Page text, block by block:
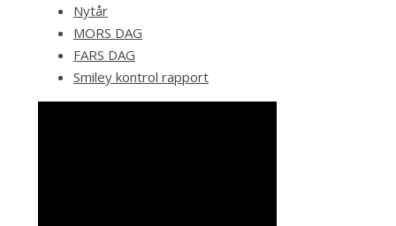
Nytår
MORS DAG
FARS DAG
Smiley kontrol rapport